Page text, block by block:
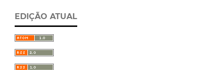
EDIÇÃO ATUAL